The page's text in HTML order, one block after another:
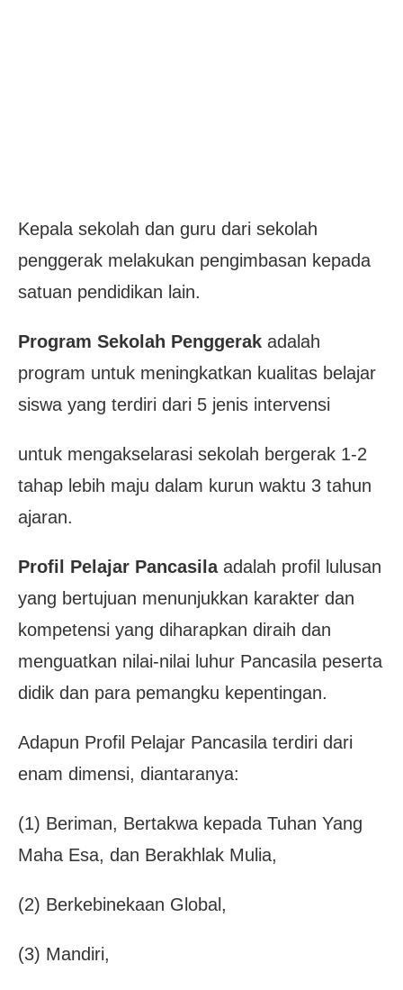
Kepala sekolah dan guru dari sekolah
penggerak melakukan pengimbasan kepada
satuan pendidikan lain.
Program Sekolah Penggerak adalah
program untuk meningkatkan kualitas belajar
siswa yang terdiri dari 5 jenis intervensi
untuk mengakselarasi sekolah bergerak 1-2
tahap lebih maju dalam kurun waktu 3 tahun
ajaran.
Profil Pelajar Pancasilaadalah profil lulusan
yang bertujuan menunjukkan karakter dan
kompetensi yang diharapkan diraih dan
menguatkan nilai-nilai luhur Pancasila peserta
didik dan para pemangku kepentingan.
Adapun Profil Pelajar Pancasila terdiri dari
enam dimensi, diantaranya:
(1) Beriman, Bertakwa kepada Tuhan Yang
Maha Esa, dan Berakhlak Mulia,
(2) Berkebinekaan Global,
(3) Mandiri,